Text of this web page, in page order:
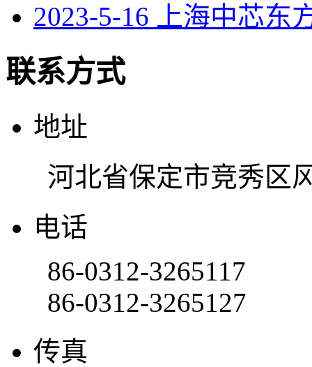
2023-5-16 上海中芯东
联系方式
地址
河北省保定市竞秀区
电话
86-0312-3265117
86-0312-3265127
传真